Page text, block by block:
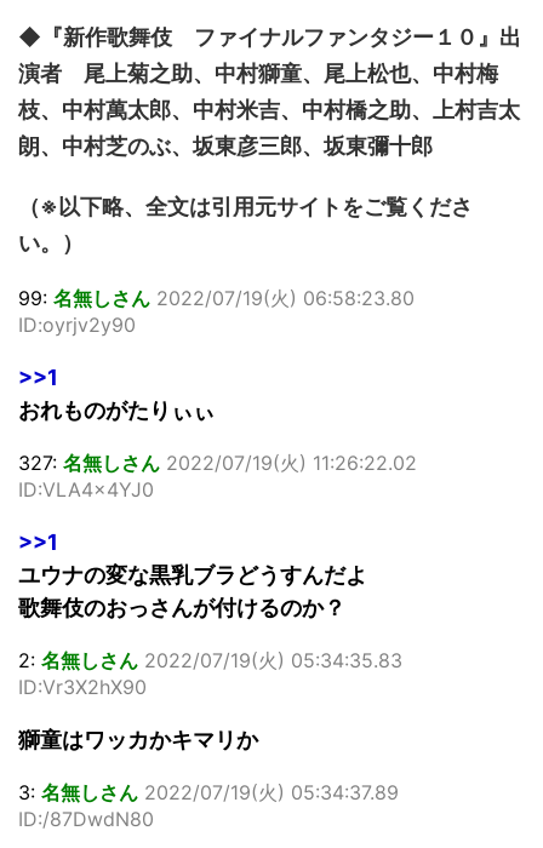
◆『新作歌舞伎 ファイナルファンタジー１０』出
演者 尾上菊之助、中村獅童、尾上松也、中村梅
枝、中村萬太郎、中村米吉、中村橋之助、上村吉太
朗、中村芝のぶ、坂東彦三郎、坂東彌十郎
（※以下略、全文は引用元サイトをご覧くださ
い。）
99: 名無しさん 2022/07/19(火) 06:58:23.80
ID:oyrjv2y90
>>1
おれものがたりぃぃ
327: 名無しさん 2022/07/19(火) 11:26:22.02
ID:VLA4x4YJ0
>>1
ユウナの変な黒乳ブラどうすんだよ
歌舞伎のおっさんが付けるのか？
2: 名無しさん 2022/07/19(火) 05:34:35.83
ID:Vr3X2hX90
獅童はワッカかキマリか
3: 名無しさん 2022/07/19(火) 05:34:37.89
ID:/87DwdN80